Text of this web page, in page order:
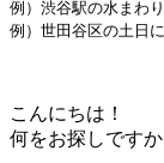
例）渋谷駅の水まわ
例）世田谷区の土日
こんにちは！
何をお探しですか